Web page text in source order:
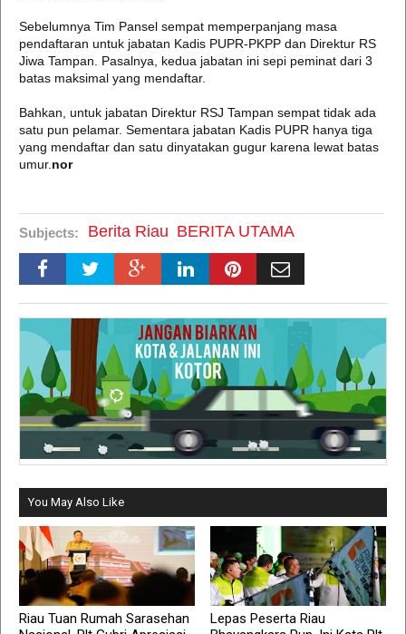
Sebelumnya Tim Pansel sempat memperpanjang masa
pendaftaran untuk jabatan Kadis PUPR-PKPP dan Direktur RS
Jiwa Tampan. Pasalnya, kedua jabatan ini sepi peminat dari 3
batas maksimal yang mendaftar.
Bahkan, untuk jabatan Direktur RSJ Tampan sempat tidak ada
satu pun pelamar. Sementara jabatan Kadis PUPR hanya tiga
yang mendaftar dan satu dinyatakan gugur karena lewat batas
umur. nor
Subjects: Berita Riau BERITA UTAMA
You May Also Like
Riau Tuan Rumah Sarasehan
Lepas Peserta Riau